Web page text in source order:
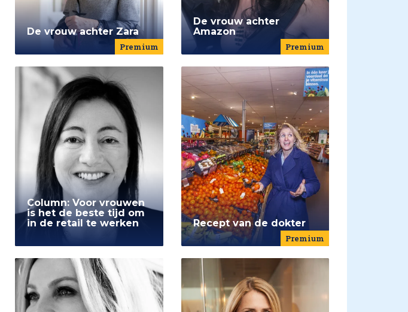
Premium
De vrouw achter Zara
Premium
De vrouw achter
Amazon
Column: Voor vrouwen
is het de beste tijd om
in de retail te werken
Premium
Recept van de dokter